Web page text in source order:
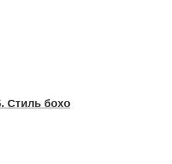
Стиль бохо